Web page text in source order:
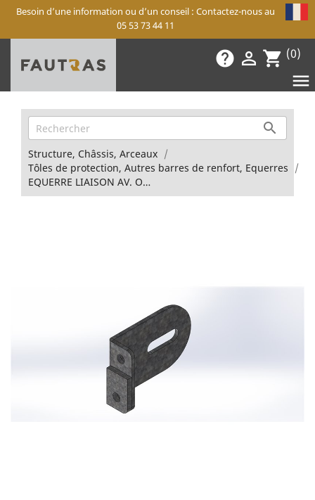
Besoin d’une information ou d’un conseil : Contactez-nous au
05 53 73 44 11
help  shopping_cart (0)


Structure, Châssis, Arceaux
Tôles de protection, Autres barres de renfort, Equerres
EQUERRE LIAISON AV. Oblic+ Icelandic